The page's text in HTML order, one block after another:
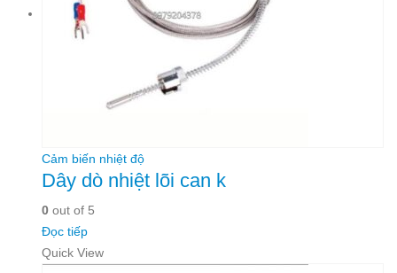
Cảm biến nhiệt độ
Dây dò nhiệt lõi can k
0 out of 5
Đọc tiếp
Quick View